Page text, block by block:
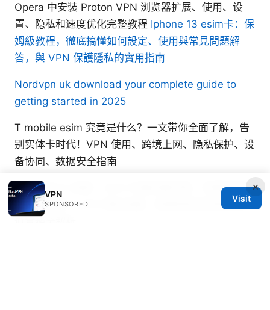
Opera 中安装 Proton VPN 浏览器扩展、使用、设
置、隐私和速度优化完整教程 Iphone 13 esim卡：保
姆級教程，徹底搞懂如何設定、使用與常見問題解
答，與 VPN 保護隱私的實用指南
Nordvpn uk download your complete guide to
getting started in 2025
T mobile esim 究竟是什么？一文带你全面了解，告
别实体卡时代！VPN 使用、跨境上网、隐私保护、设
备协同、数据安全指南
Esim預付卡 遠傳：2025 年最詳盡攻略，完整解答你
的所有疑問！ VPN 隱私保護、裝置相容性與跨境漫
×
VPN
SPONSORED
Visit